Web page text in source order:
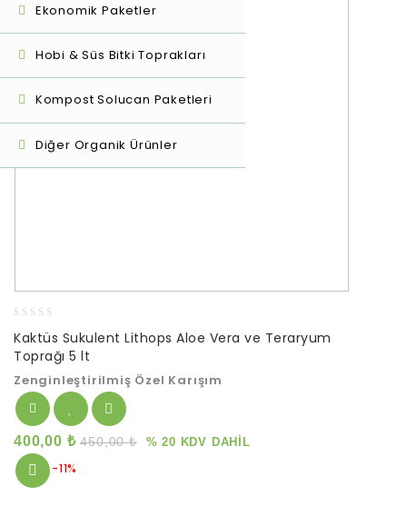
Ekonomik Paketler
Hobi & Süs Bitki Toprakları
Kompost Solucan Paketleri
Diğer Organik Ürünler
out
of
5
Kaktüs Sukulent Lithops Aloe Vera ve Teraryum
Toprağı 5 lt
Zenginleştirilmiş Özel Karışım
450,00₺
400,00 ₺ % 20 KDV DAHİL
-11%